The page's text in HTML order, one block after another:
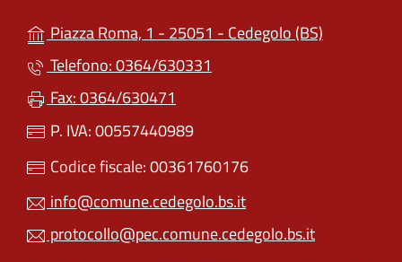
Piazza Roma, 1 - 25051 - Cedegolo (BS)
Telefono: 0364/630331
Fax: 0364/630471
P. IVA: 00557440989
Codice fiscale: 00361760176
info@comune.cedegolo.bs.it
protocollo@pec.comune.cedegolo.bs.it